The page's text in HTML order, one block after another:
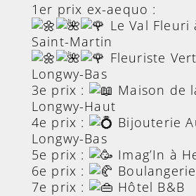
1er prix ex-aequo :
Le Val Fleuri
Saint-Martin
Fleuriste
Longwy-Bas
3e prix :
Maison de
Longwy-Haut
4e prix :
Bijouterie
Longwy-Bas
5e prix :
Imag’In à
6e prix :
7e prix :
Hôtel B&B